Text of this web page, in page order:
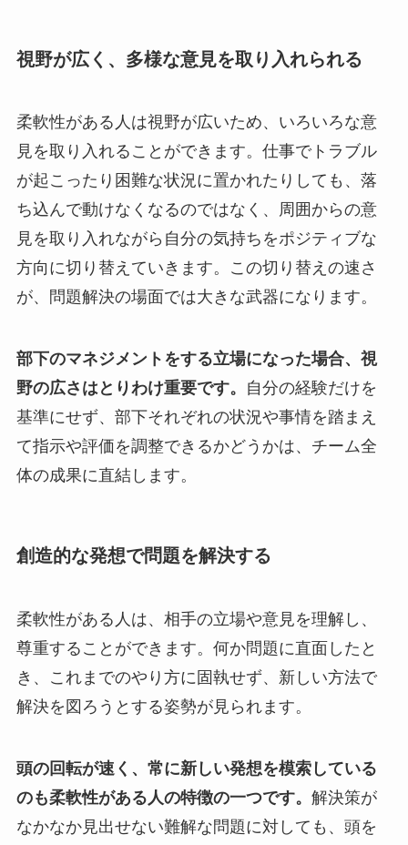
視野が広く、多様な意見を取り入れられる
柔軟性がある人は視野が広いため、いろいろな意
見を取り入れることができます。仕事でトラブル
が起こったり困難な状況に置かれたりしても、落
ち込んで動けなくなるのではなく、周囲からの意
見を取り入れながら自分の気持ちをポジティブな
方向に切り替えていきます。この切り替えの速さ
が、問題解決の場面では大きな武器になります。
部下のマネジメントをする立場になった場合、視
野の広さはとりわけ重要です。
自分の経験だけを
基準にせず、部下それぞれの状況や事情を踏まえ
て指示や評価を調整できるかどうかは、チーム全
体の成果に直結します。
創造的な発想で問題を解決する
柔軟性がある人は、相手の立場や意見を理解し、
尊重することができます。何か問題に直面したと
き、これまでのやり方に固執せず、新しい方法で
解決を図ろうとする姿勢が見られます。
頭の回転が速く、常に新しい発想を模索している
のも柔軟性がある人の特徴の一つです。 解決策が
なかなか見出せない難解な問題に対しても、頭を